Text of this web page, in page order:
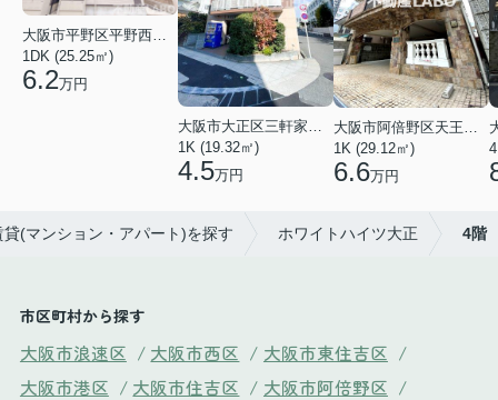
大阪市平野区平野西３丁目
1DK (25.25㎡)
6.2万円
大阪市大正区三軒家東４丁目
1K (19.32㎡)
4.5万円
1K (29.12㎡)
6.6万円
(マンション・アパート)を探す ホワイトハイツ大正 4階
市区町村から探す
大阪市浪速区 / 大阪市西区 / 大阪市東住吉区 /
大阪市港区 / 大阪市住吉区 / 大阪市阿倍野区 /